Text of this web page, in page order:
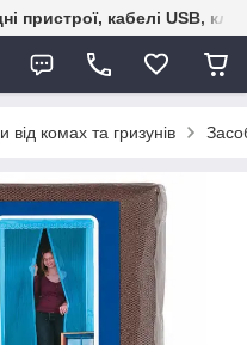
пристрої, кабелі USB,
від комах та гризунів